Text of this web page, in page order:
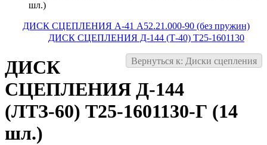
шл.)
ДИСК СЦЕПЛЕНИЯ А-41 А52.21.000-90 (без пружин)
ДИСК СЦЕПЛЕНИЯ Д-144 (Т-40) Т25-1601130
Вернуться к: Диски сцепления
ДИСК
СЦЕПЛЕНИЯ Д-144
(ЛТЗ-60) Т25-1601130-Г (14
шл.)